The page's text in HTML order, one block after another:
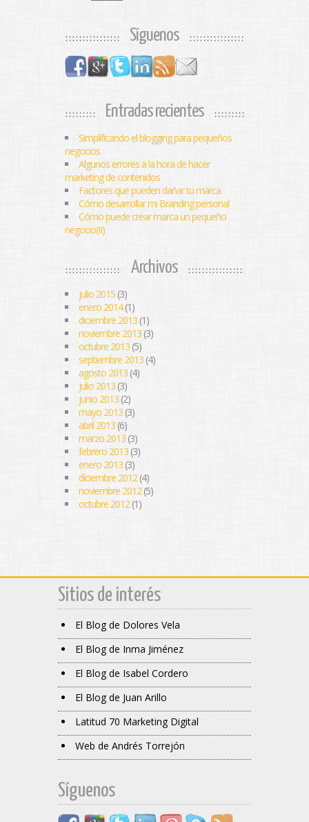
Síguenos
Entradas recientes
Simplificando el blogging para pequeños
negocios
Algunos errores a la hora de hacer
marketing de contenidos
Factores que pueden dañar tu marca
Cómo desarrollar mi Branding personal
Cómo puede crear marca un pequeño
negocio(II)
Archivos
julio 2015 (3)
enero 2014(1)
diciembre 2013 (1)
noviembre 2013 (3)
octubre 2013 (5)
septiembre 2013 (4)
agosto 2013 (4)
julio 2013 (3)
junio 2013 (2)
mayo 2013 (3)
abril 2013 (6)
marzo 2013 (3)
febrero 2013 (3)
enero 2013 (3)
diciembre 2012(4)
noviembre 2012(5)
octubre 2012(1)
Sitios de interés
El Blog de Dolores Vela
El Blog de Inma Jiménez
El Blog de Isabel Cordero
El Blog de Juan Arillo
Latitud 70 Marketing Digital
Web de Andrés Torrejón
Síguenos